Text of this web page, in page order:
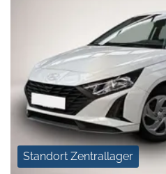
Standort Zentrallager